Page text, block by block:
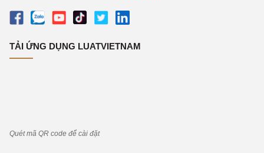
TẢI ỨNG DỤNG LUATVIETNAM
Quét mã QR code để cài đặt